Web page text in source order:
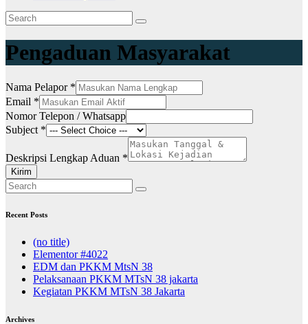
Pengaduan Masyarakat
Nama Pelapor *
Email *
Nomor Telepon / Whatsapp
Subject *
/
Whatsapp
Deskripsi Lengkap Aduan *
Kirim
Recent Posts
(no title)
Elementor #4022
EDM dan PKKM MtsN 38
Pelaksanaan PKKM MTsN 38 jakarta
Kegiatan PKKM MTsN 38 Jakarta
Archives